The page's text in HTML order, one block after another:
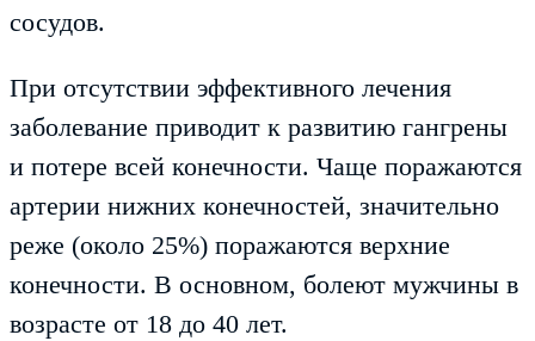
сосудов.
При отсутствии эффективного лечения
заболевание приводит к развитию гангрены
и потере всей конечности. Чаще поражаются
артерии нижних конечностей, значительно
реже (около 25%) поражаются верхние
конечности. В основном, болеют мужчины в
возрасте от 18 до 40 лет.